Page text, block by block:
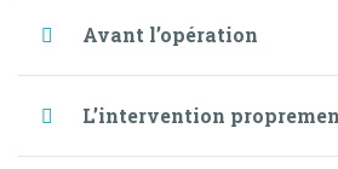
Avant l’opération
L’intervention